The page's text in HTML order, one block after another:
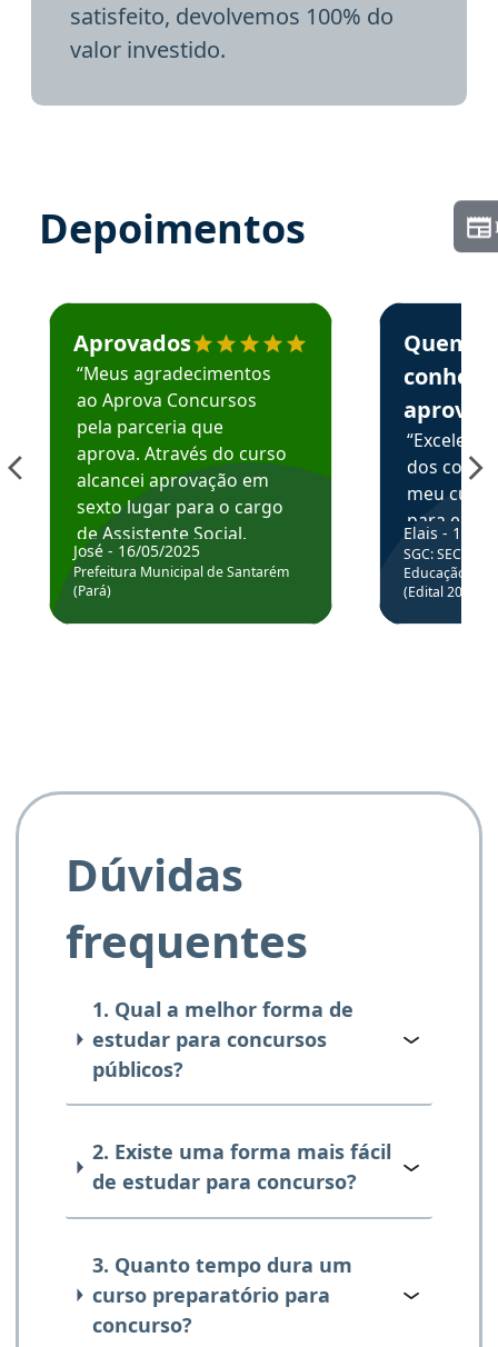
satisfeito, devolvemos 100% do
valor investido.
Depoimentos
Estudante José recomenda o Aprova Concursos em
Aprovados
“Meus agradecimentos
ao Aprova Concursos
pela parceria que
aprova. Através do curso
alcancei aprovação em
sexto lugar para o cargo
de Assistente Social.
Hoje estou atuando na
Prefeitura de Santarém.
José - 16/05/2025
Prefeitura Municipal de Santarém
(Pará)
Estudante
Quem
aprova
dos
meu
para
colocar
através
de
Elais - 15/
SGC: SEC BA
Educação
(Edital
Dúvidas
frequentes
1. Qual a melhor forma de
estudar para concursos
públicos?
2. Existe uma forma mais fácil
de estudar para concurso?
3. Quanto tempo dura um
curso preparatório para
concurso?